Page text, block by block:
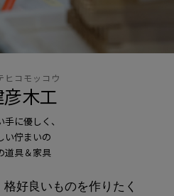
ヒコモッコウ
木工
手に優しく、
い佇まいの
道具＆家具
格好良いものを作りたく